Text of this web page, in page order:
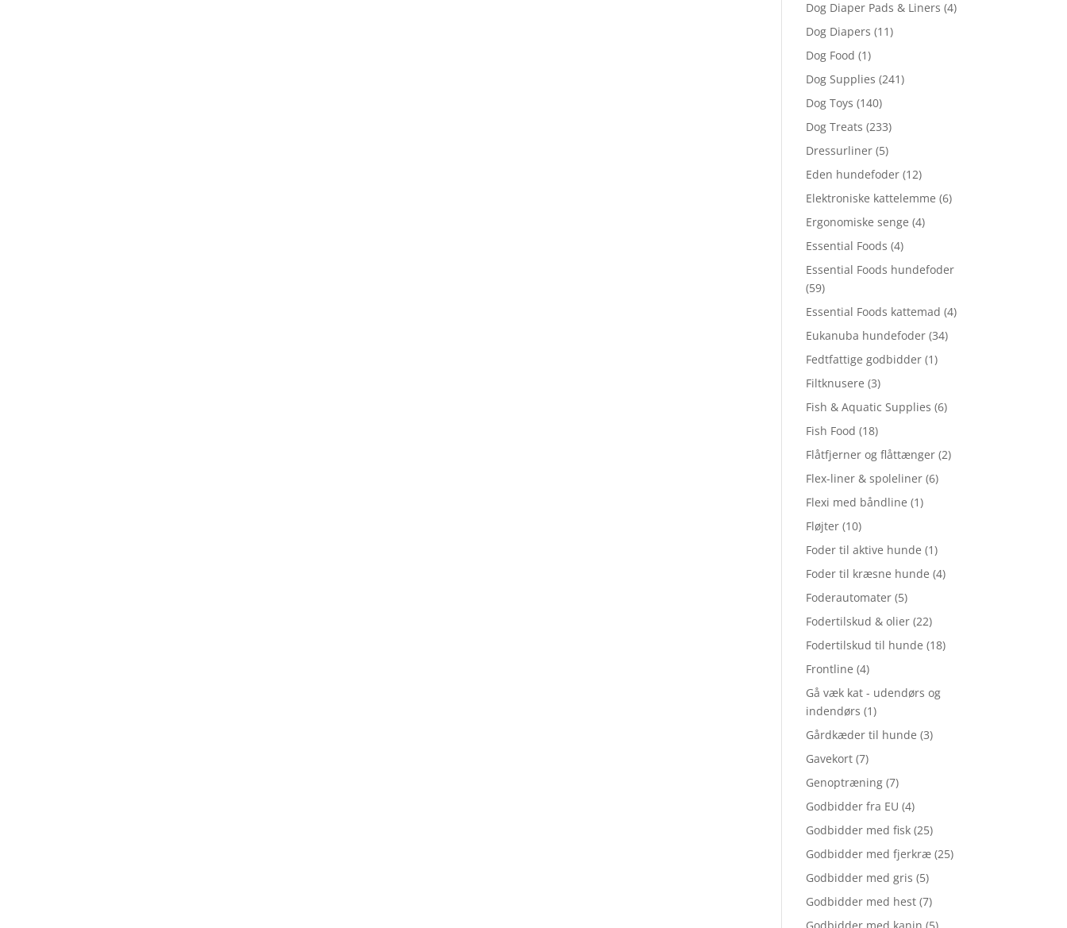
Dog Diaper Pads & Liners (4)
Dog Diapers (11)
Dog Food (1)
Dog Supplies (241)
Dog Toys (140)
Dog Treats (233)
Dressurliner (5)
Eden hundefoder (12)
Elektroniske kattelemme (6)
Ergonomiske senge (4)
Essential Foods (4)
Essential Foods hundefoder
(59)
Essential Foods kattemad (4)
Eukanuba hundefoder (34)
Fedtfattige godbidder (1)
Filtknusere (3)
Fish & Aquatic Supplies (6)
Fish Food (18)
Flåtfjerner og flåttænger (2)
Flex-liner & spoleliner (6)
Flexi med båndline (1)
Fløjter (10)
Foder til aktive hunde (1)
Foder til kræsne hunde (4)
Foderautomater (5)
Fodertilskud & olier (22)
Fodertilskud til hunde (18)
Frontline (4)
Gå væk kat - udendørs og
indendørs (1)
Gårdkæder til hunde (3)
Gavekort (7)
Genoptræning (7)
Godbidder fra EU (4)
Godbidder med fisk (25)
Godbidder med fjerkræ (25)
Godbidder med gris (5)
Godbidder med hest (7)